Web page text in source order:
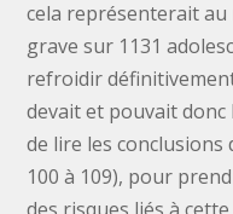
cela représenterait au
grave sur 1131
refroidir
devait et pouvait donc
de lire les conclusions
100 à 109), pour